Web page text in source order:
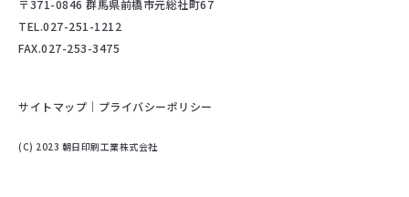
〒371-0846 群馬県前橋市元総社町67
TEL.027-251-1212
FAX.027-253-3475
サイトマップ ｜ プライバシーポリシー
(C) 2023 朝日印刷工業株式会社